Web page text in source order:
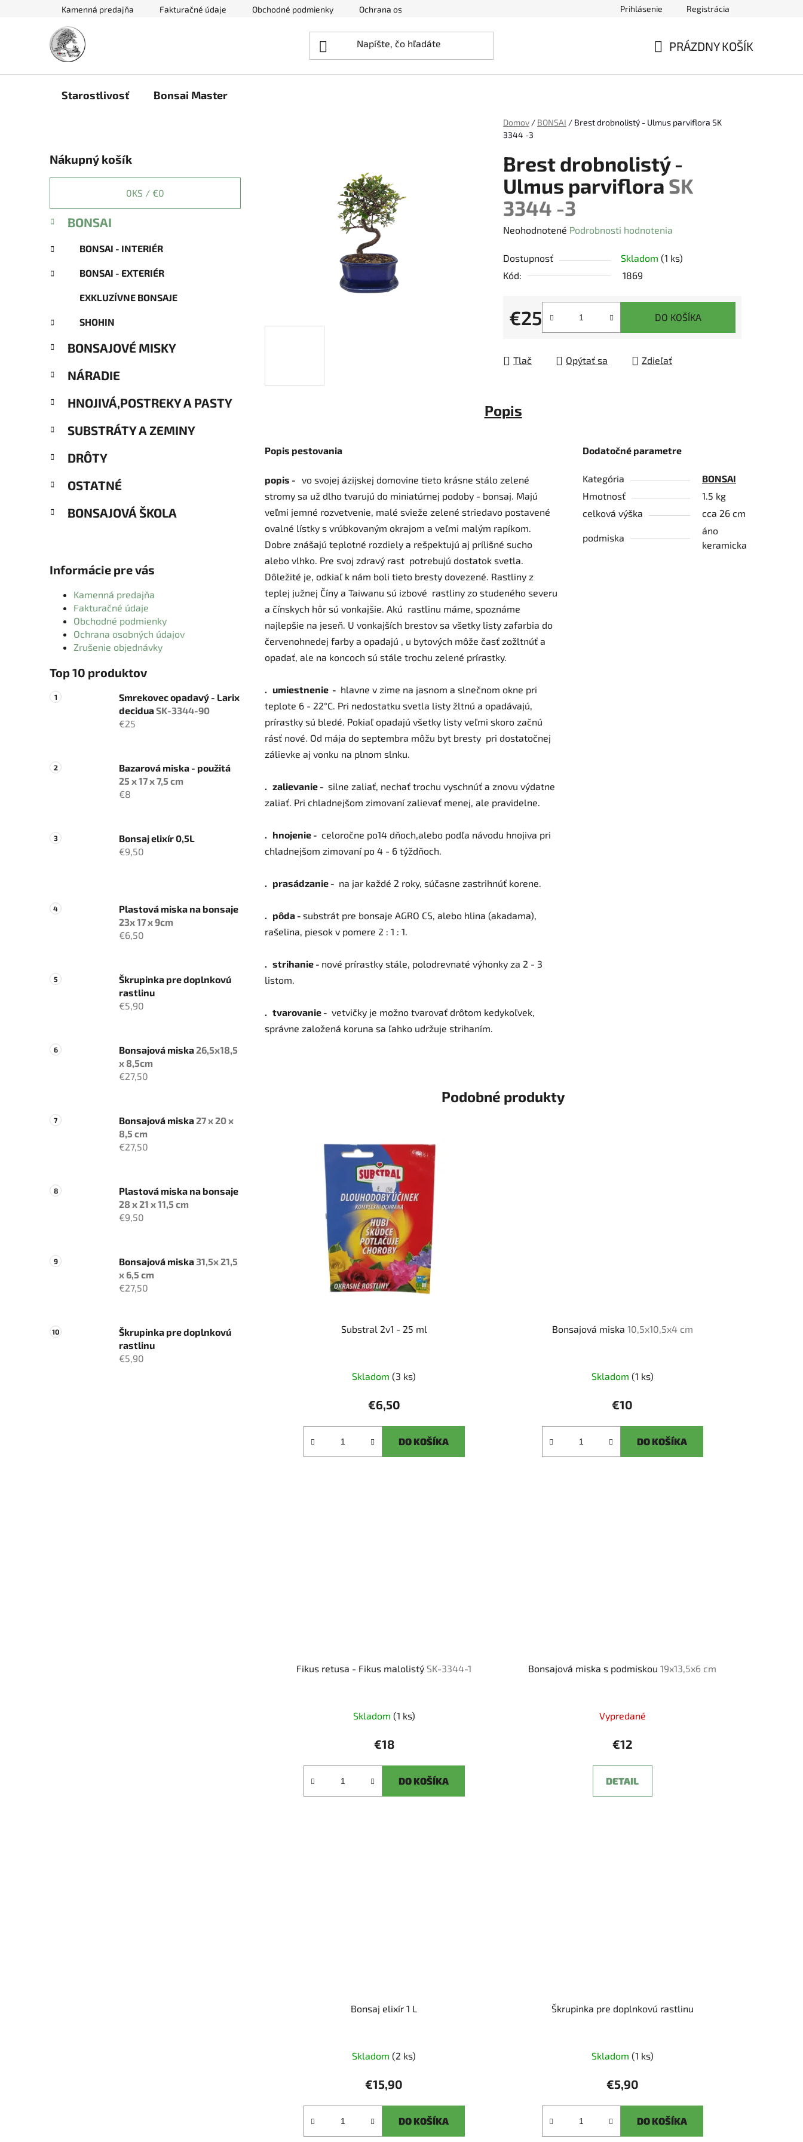
Kamenná predajňa Fakturačné údaje Obchodné podmienky Ochrana osobných údajov Prihlásenie Registrácia
PRÁZDNY KOŠÍK
Starostlivosť Bonsai Master
Domov / BONSAI / Brest drobnolistý - Ulmus parviflora SK
3344 -3
o
č
ý
p
n
e
Nákupný košík
0KS / €0
kategórie
a
e
g
ó
e
BONSAI
BONSAI - INTERIÉR
BONSAI - EXTERIÉR
EXKLUZÍVNE BONSAJE
SHOHIN
BONSAJOVÉ MISKY
NÁRADIE
HNOJIVÁ,POSTREKY A PASTY
SUBSTRÁTY A ZEMINY
DRÔTY
OSTATNÉ
BONSAJOVÁ ŠKOLA
Informácie pre vás
Kamenná predajňa
Fakturačné údaje
Obchodné podmienky
Ochrana osobných údajov
Zrušenie objednávky
Top 10 produktov
Smrekovec opadavý - Larix
deciduaSK-3344-90
€25
Bazarová miska - použitá
25 x 17 x 7,5 cm
€8
Bonsaj elixír 0,5L
€9,50
Plastová miska na bonsaje
23x 17 x 9cm
€6,50
Škrupinka pre doplnkovú
rastlinu
€5,90
Bonsajová miska26,5x18,5
x 8,5cm
€27,50
Bonsajová miska27 x 20 x
8,5 cm
€27,50
Plastová miska na bonsaje
28 x 21 x 11,5 cm
€9,50
Bonsajová miska31,5x 21,5
x 6,5 cm
€27,50
Škrupinka pre doplnkovú
rastlinu
€5,90
Brest drobnolistý -
Ulmus parviflora SK
3344 -3
Priemerné
produktu
je
Neohodnotené Podrobnosti hodnotenia
Dostupnosť Skladom (1 ks)
Kód:
1869
€25
Jednotková cena:
DO KOŠÍKA
Tlač Opýtať sa Zdieľať
Popis
Popis pestovania
popis - vo svojej ázijskej domovine tieto krásne stálo zelené
stromy sa už dlho tvarujú do miniatúrnej podoby - bonsaj. Majú
veľmi jemné rozvetvenie, malé svieže zelené striedavo postavené
ovalné lístky s vrúbkovaným okrajom a veľmi malým rapíkom.
Dobre znášajú teplotné rozdiely a rešpektujú aj prílišné sucho
alebo vlhko. Pre svoj zdravý rast potrebujú dostatok svetla.
Dôležité je, odkiaľ k nám boli tieto bresty dovezené. Rastliny z
teplej južnej Číny a Taiwanu sú izbové rastliny zo studeného severu
a čínskych hôr sú vonkajšie. Akú rastlinu máme, spoznáme
najlepšie na jeseň. U vonkajších brestov sa všetky listy zafarbia do
červenohnedej farby a opadajú , u bytových môže časť zožltnúť a
opadať, ale na koncoch sú stále trochu zelené prírastky.
. umiestnenie - hlavne v zime na jasnom a slnečnom okne pri
teplote 6 - 22°C. Pri nedostatku svetla listy žltnú a opadávajú,
prírastky sú bledé. Pokiaľ opadajú všetky listy veľmi skoro začnú
rásť nové. Od mája do septembra môžu byt bresty pri dostatočnej
zálievke aj vonku na plnom slnku.
. zalievanie - silne zaliať, nechať trochu vyschnúť a znovu výdatne
zaliať. Pri chladnejšom zimovaní zalievať menej, ale pravidelne.
. hnojenie - celoročne po14 dňoch,alebo podľa návodu hnojiva pri
chladnejšom zimovaní po 4 - 6 týždňoch.
. prasádzanie - na jar každé 2 roky, súčasne zastrihnúť korene.
. pôda - substrát pre bonsaje AGRO CS, alebo hlina (akadama),
rašelina, piesok v pomere 2 : 1 : 1.
. strihanie - nové prírastky stále, polodrevnaté výhonky za 2 - 3
listom.
. tvarovanie - vetvičky je možno tvarovať drôtom kedykoľvek,
správne založená koruna sa ľahko udržuje strihaním.
Dodatočné parametre
Kategória
BONSAI
Hmotnosť
1.5 kg
celková výška
cca 26 cm
podmiska
áno
keramicka
Podobné produkty
Substral 2v1 - 25 ml
Skladom (3 ks)
€6,50
DO KOŠÍKA
Bonsajová miska 10,5x10,5x4 cm
Skladom (1 ks)
€10
DO KOŠÍKA
Fikus retusa - Fikus malolistý SK-3344-1
Skladom (1 ks)
€18
DO KOŠÍKA
Bonsajová miska s podmiskou 19x13,5x6 cm
Vypredané
€12
DETAIL
Bonsaj elixír 1 L
Skladom (2 ks)
€15,90
DO KOŠÍKA
Škrupinka pre doplnkovú rastlinu
Skladom (1 ks)
€5,90
DO KOŠÍKA